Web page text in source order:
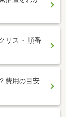
リスト 順番
費用の目安